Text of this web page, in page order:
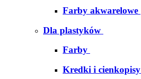
Farby akwarelowe
Dla plastyków
Farby
Kredki i cienkopisy